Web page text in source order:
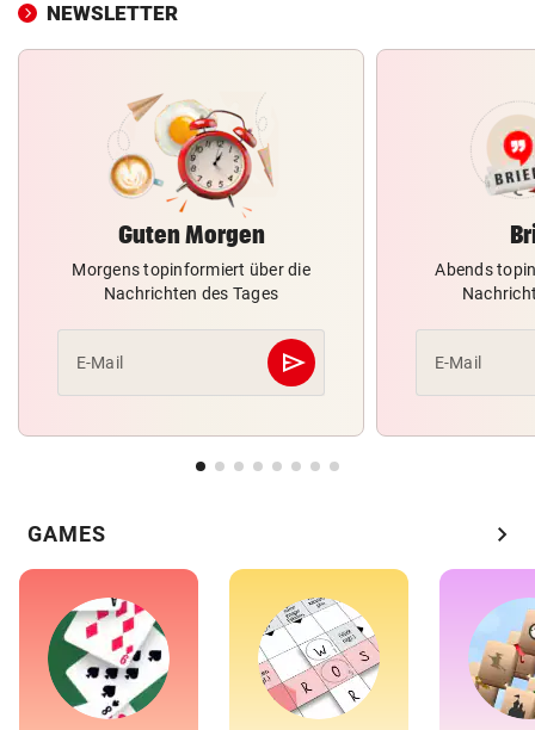
NEWSLETTER
Guten Morgen
Morgens topinformiert über die
Nachrichten des Tages
E-Mail send
Abschicken
Abends
E-Mail
GAMES chevron_right